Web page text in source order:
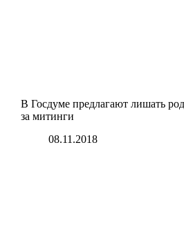
В Госдуме предлагают лишать
за митинги
08.11.2018